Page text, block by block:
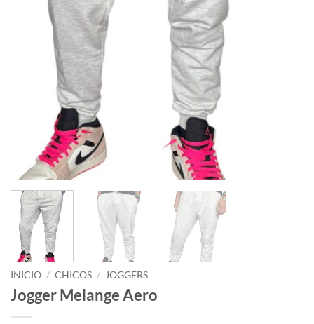
INICIO / CHICOS / JOGGERS
Jogger Melange Aero